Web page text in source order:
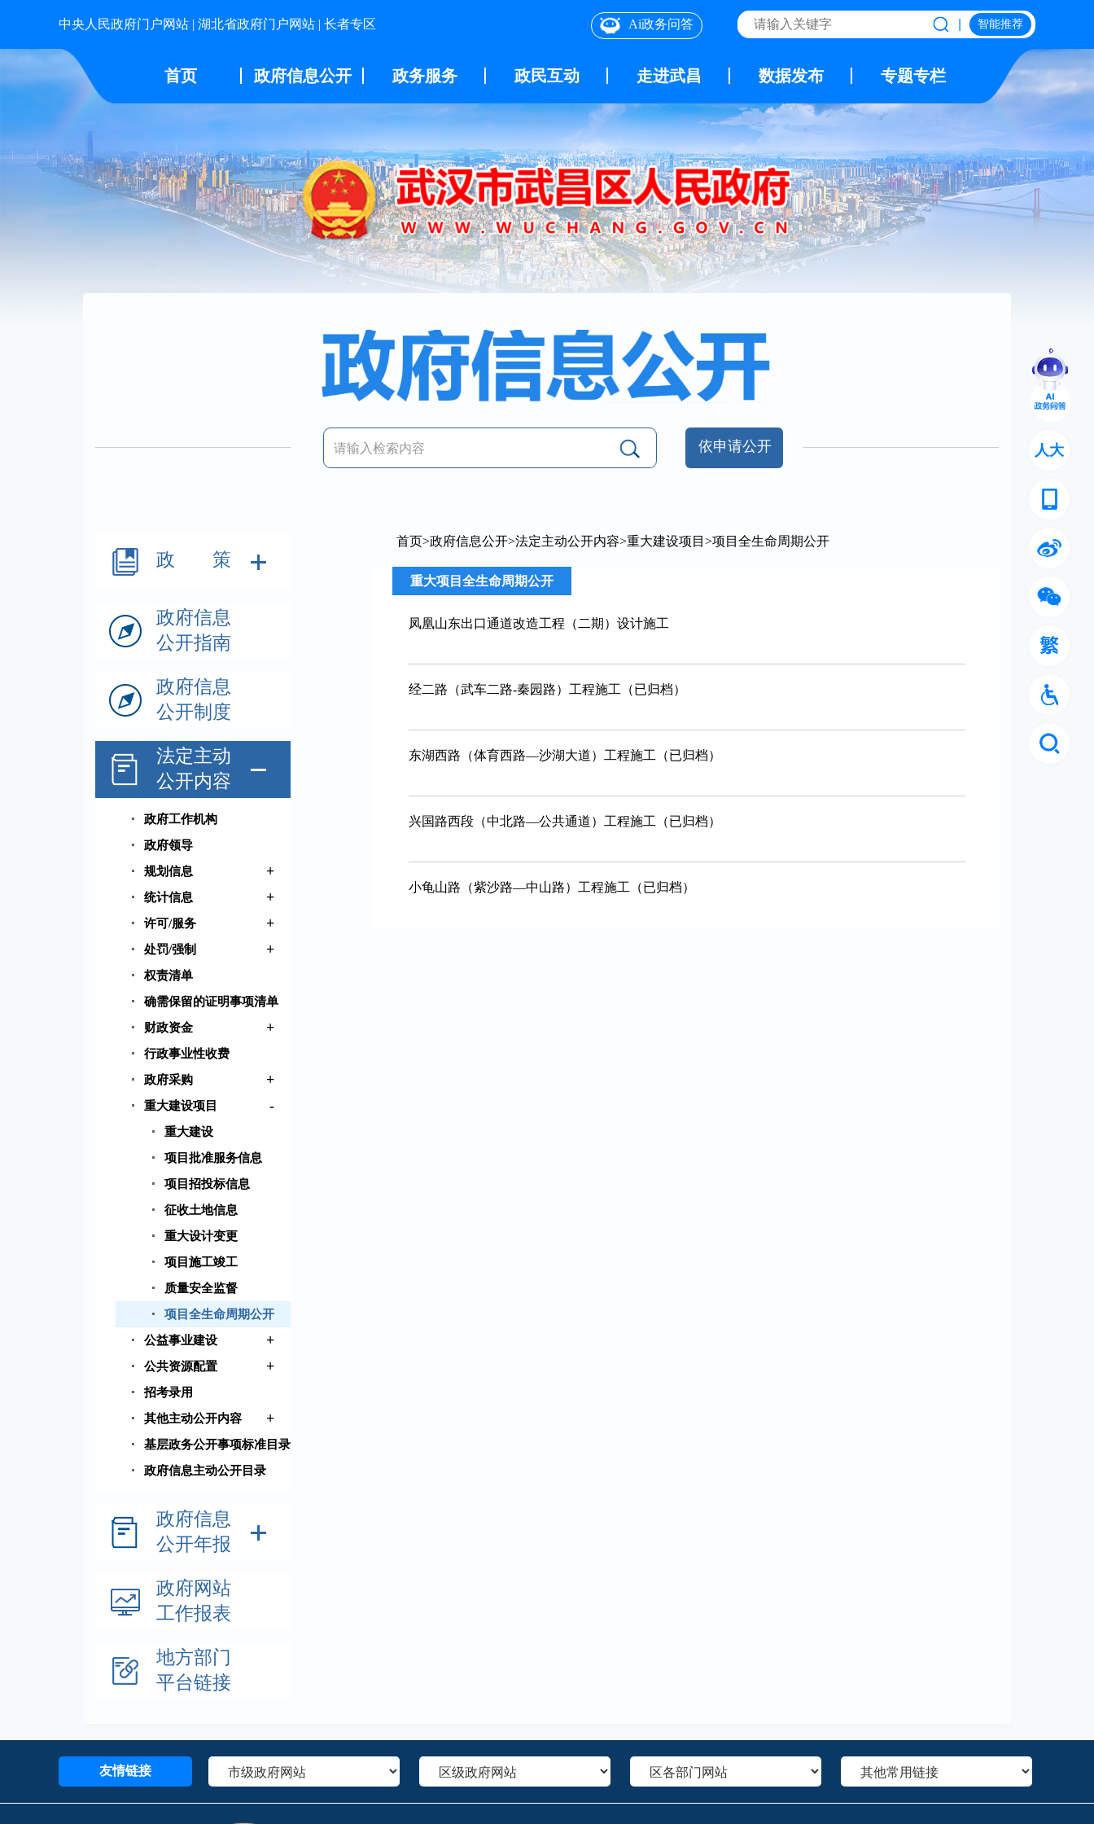
Ai政务问答
中央人民政府门户网站 | 湖北省政府门户网站 | 长者专区 智能推荐
首页 政府信息公开 政务服务 政民互动 走进武昌 数据发布 专题专栏
依申请公开
政 策
政府信息
公开指南
政府信息
公开制度
法定主动
公开内容
政府工作机构
政府领导
规划信息
+
统计信息 +
许可/服务 +
处罚/强制 +
权责清单
确需保留的证明事项清单
财政资金
+
行政事业性收费
政府采购
+
重大建设项目 -
重大建设
项目批准服务信息
项目招投标信息
征收土地信息
重大设计变更
项目施工竣工
质量安全监督
项目全生命周期公开
公益事业建设
+
公共资源配置 +
招考录用
其他主动公开内容
+
基层政务公开事项标准目录
政府信息主动公开目录
政府信息
公开年报
政府网站
工作报表
地方部门
平台链接
首页>政府信息公开>法定主动公开内容>重大建设项目 >项目全生命周期公开
重大项目全生命周期公开
凤凰山东出口通道改造工程（二期）设计施工
经二路（武车二路-秦园路）工程施工（已归档）
东湖西路（体育西路—沙湖大道）工程施工（已归档）
兴国路西段（中北路—公共通道）工程施工（已归档）
小龟山路（紫沙路—中山路）工程施工（已归档）
友情链接
人大